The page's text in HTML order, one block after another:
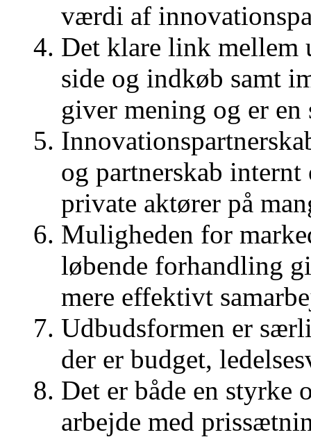
værdi af
Det klare link mellem
side og indkøb samt
giver mening og er en
og partnerskab
private aktører på
Muligheden for
løbende forhandling
mere effektivt
Udbudsformen er
der er budget,
Det er både en styrke
arbejde med